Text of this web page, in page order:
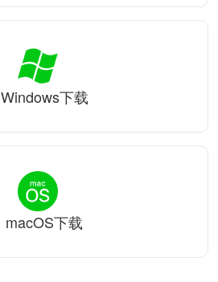
Windows下载
macOS下载